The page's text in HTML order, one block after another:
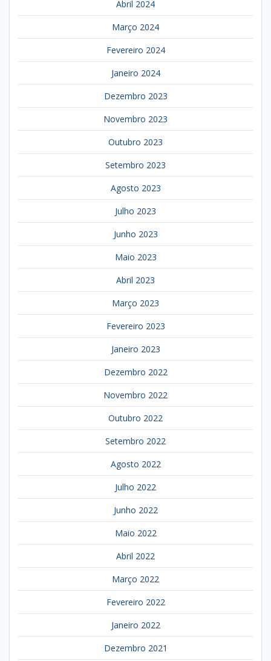
Abril 2024
Março 2024
Fevereiro 2024
Janeiro 2024
Dezembro 2023
Novembro 2023
Outubro 2023
Setembro 2023
Agosto 2023
Julho 2023
Junho 2023
Maio 2023
Abril 2023
Março 2023
Fevereiro 2023
Janeiro 2023
Dezembro 2022
Novembro 2022
Outubro 2022
Setembro 2022
Agosto 2022
Julho 2022
Junho 2022
Maio 2022
Abril 2022
Março 2022
Fevereiro 2022
Janeiro 2022
Dezembro 2021